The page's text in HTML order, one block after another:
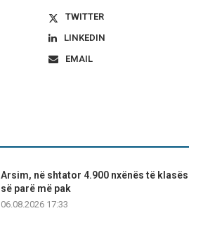
TWITTER
LINKEDIN
EMAIL
Arsim, në shtator 4.900 nxënës të klasës
së parë më pak
06.08.2026 17:33